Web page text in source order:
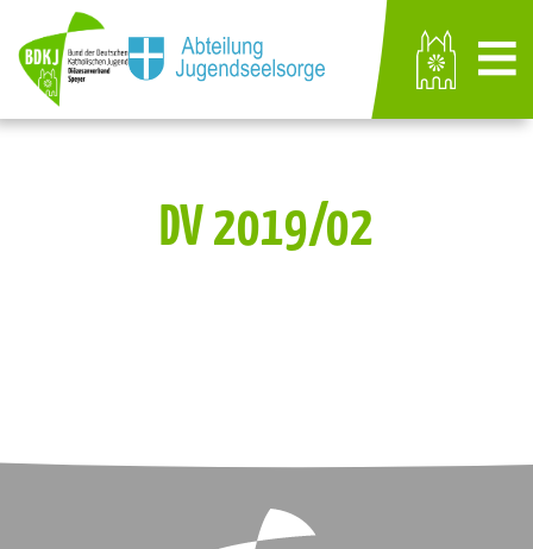
DV 2019/02